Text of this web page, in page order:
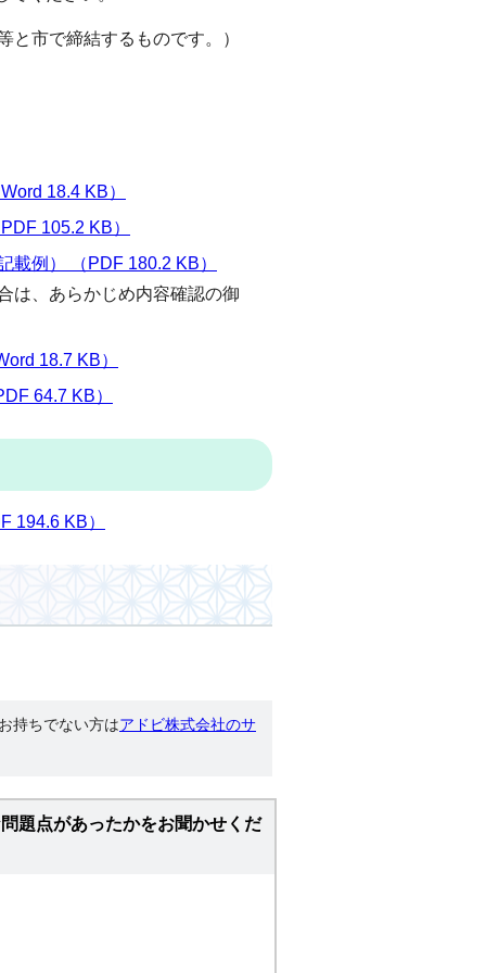
と市で締結するものです。）
18.4 KB）
105.2 KB）
載例） （PDF 180.2 KB）
は、あらかじめ内容確認の御
18.7 KB）
64.7 KB）
194.6 KB）
持ちでない方はアドビ株式会社のサ
題点があったかをお聞かせくだ